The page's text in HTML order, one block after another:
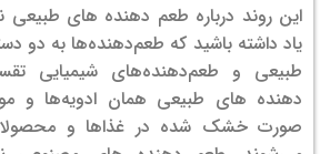
این روند درباره طعم دهنده های
یاد داشته باشید که طعم‌دهنده‌ها به دو
طبیعی و طعم‌دهنده‌های شیمیایی
دهنده های طبیعی همان ادویه‌ها و
صورت خشک شده در غذاها و